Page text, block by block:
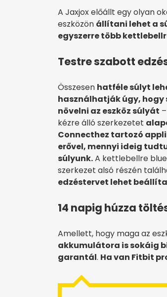
A Jaxjox előállt egy olyan
eszközön állítani lehet a
egyszerre több
Testre szabott
Összesen hatféle súlyt
használhatják úgy,
növelni az eszköz súlyát
kézre álló szerkezetet
Connecthez tartozó
erővel, mennyi ideig
súlyunk.A kettlebellre
szerkezet alsó részén
edzéstervet lehet
14 napig húzza
Amellett, hogy maga az
akkumulátora is sokáig
garantál. Ha van Fitbit